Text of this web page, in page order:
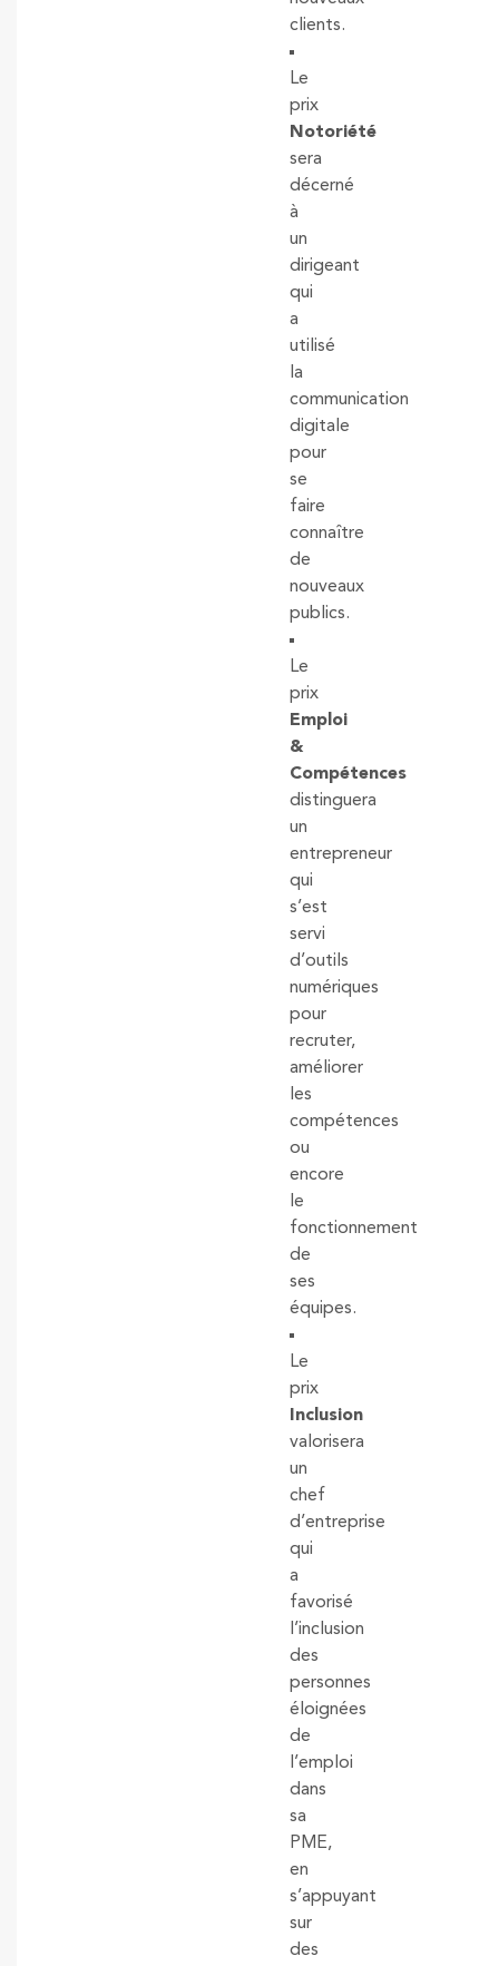
clients.
Le
prix
Notoriété
sera
décerné
à
un
dirigeant
qui
a
utilisé
la
communication
digitale
pour
se
faire
connaître
de
nouveaux
publics.
Le
prix
Emploi
&
Compétences
distinguera
un
entrepreneur
qui
s’est
servi
d’outils
numériques
pour
recruter,
améliorer
les
compétences
ou
encore
le
fonctionnement
de
ses
équipes.
Le
prix
Inclusion
valorisera
un
chef
d’entreprise
qui
a
favorisé
l’inclusion
des
personnes
éloignées
de
l’emploi
dans
sa
PME,
en
s’appuyant
sur
des